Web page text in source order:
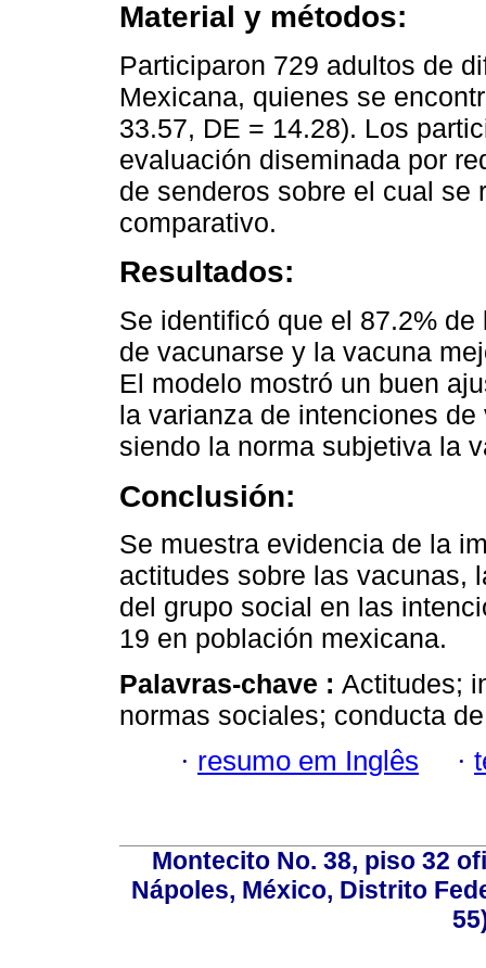
Material y métodos:
Participaron 729 adultos de
Mexicana, quienes se
33.57, DE = 14.28). Los
evaluación diseminada por
de senderos sobre el cual se
comparativo.
Resultados:
Se identificó que el 87.2%
de vacunarse y la vacuna
El modelo mostró un buen
la varianza de intenciones
siendo la norma subjetiva la
Conclusión:
Se muestra evidencia de la
actitudes sobre las vacunas,
del grupo social en las
19 en población mexicana.
Palavras-chave : Actitudes;
normas sociales; conducta
· resumo em Inglês ·
Montecito No. 38, piso 32
Nápoles, México, Distrito